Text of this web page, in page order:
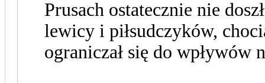
Prusach ostatecznie nie
lewicy i piłsudczyków,
ograniczał się do wpływów